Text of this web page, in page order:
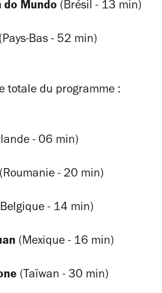
do Mundo (Brésil - 13 min)
(Pays-Bas - 52 min)
totale du programme :
- 06 min)
(Roumanie - 20 min)
- 14 min)
(Mexique - 16 min)
(Taïwan - 30 min)